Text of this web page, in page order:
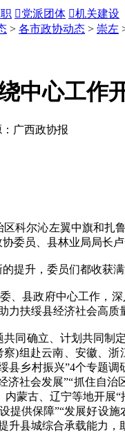
党派团体 机关建设
> 各市政协动态 > 崇左
中心工作
广西政协报
尔沁左翼中旗和扎
委员、县林业局局长卢
升，委员们都收获满
县政府中心工作，深
扶绥县经济社会高质
确立、计划共同制
)组赴云南、安徽、
县乡村振兴”4个专题
济社会发展”“抓住自
蒙古、辽宁等地开展
提供保障”“发展好设
升县城综合承载能力